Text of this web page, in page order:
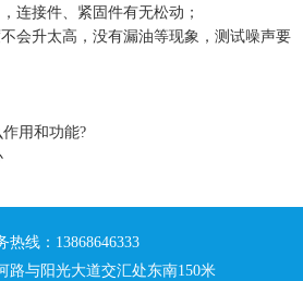
接件、紧固件有无松动；
升太高，没有漏油等现象，测试噪声要
用和功能?
热线：13868646333
路与阳光大道交汇处东南150米